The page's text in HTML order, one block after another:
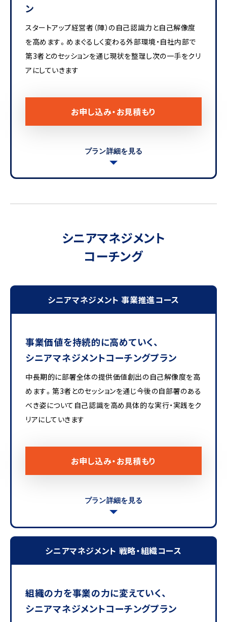
ン
スタートアップ経営者（陣）の自己認識力と自己解像度
を高めます。めまぐるしく変わる外部環境・自社内部で
第3者とのセッションを通じ現状を整理し次の一手をクリ
アにしていきます
お申し込み・お見積もり
プラン詳細を見る
シニアマネジメント
コーチング
シニアマネジメント 事業推進コース
事業価値を持続的に高めていく、
シニアマネジメントコーチングプラン
中長期的に部署全体の提供価値創出の自己解像度を高
めます。第3者とのセッションを通じ今後の自部署のある
べき姿について自己認識を高め具体的な実行・実践をク
リアにしていきます
お申し込み・お見積もり
プラン詳細を見る
シニアマネジメント 戦略・組織コース
組織の力を事業の力に変えていく、
シニアマネジメントコーチングプラン